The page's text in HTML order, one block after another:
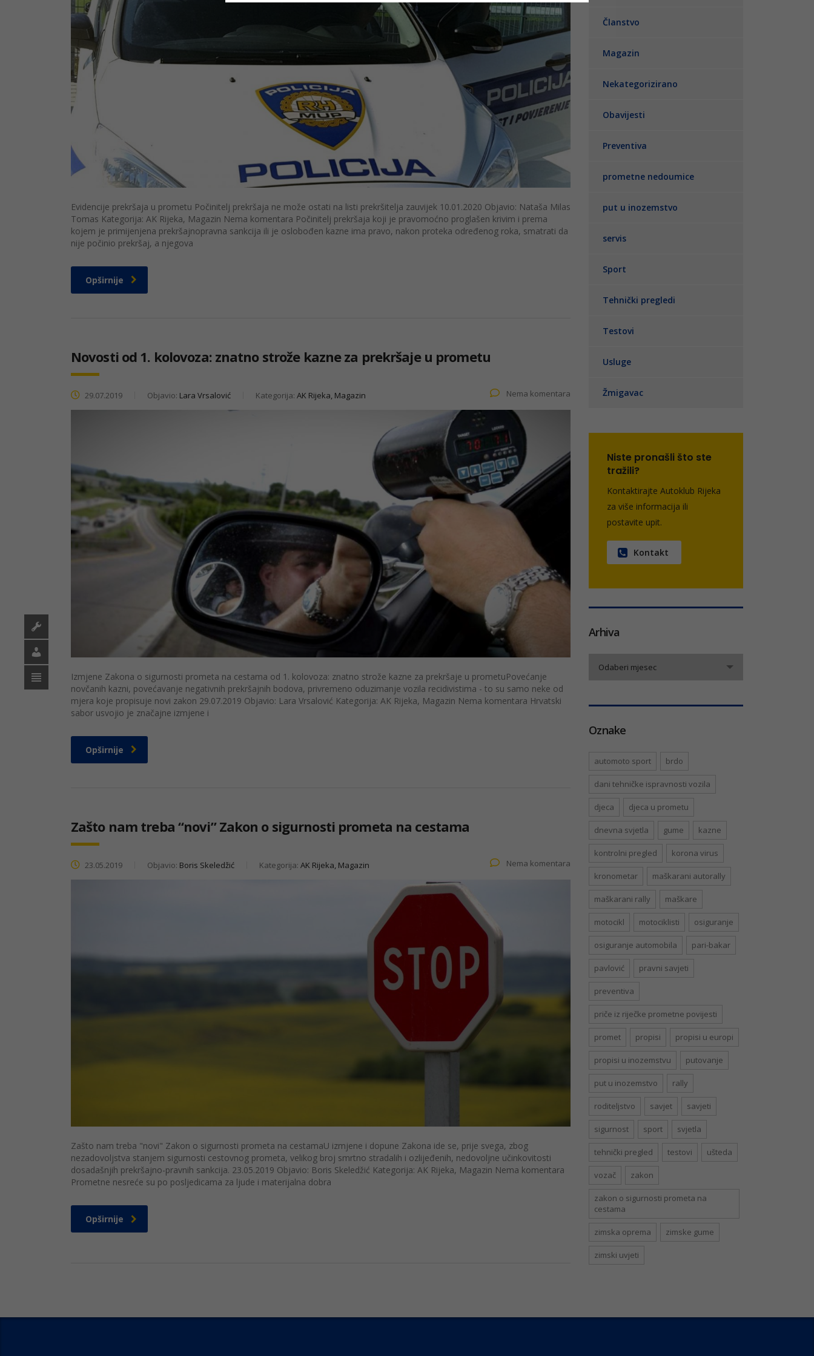
Evidencije prekršaja u prometu Počinitelj prekršaja ne može ostati na listi prekršitelja zauvijek 10.01.2020 Objavio: Nataša Milas
Tomas Kategorija: AK Rijeka, Magazin Nema komentara Počinitelj prekršaja koji je pravomoćno proglašen krivim i prema
kojem je primijenjena prekršajnopravna sankcija ili je oslobođen kazne ima pravo, nakon proteka određenog roka, smatrati da
nije počinio prekršaj, a njegova
Opširnije
Novosti od 1. kolovoza: znatno strože kazne za prekršaje u prometu
29.07.2019 Objavio: Lara Vrsalović Kategorija: AK Rijeka, Magazin Nema komentara
Izmjene Zakona o sigurnosti prometa na cestama od 1. kolovoza: znatno strože kazne za prekršaje u prometuPovećanje
novčanih kazni, povećavanje negativnih prekršajnih bodova, privremeno oduzimanje vozila recidivistima - to su samo neke od
mjera koje propisuje novi zakon 29.07.2019 Objavio: Lara Vrsalović Kategorija: AK Rijeka, Magazin Nema komentara Hrvatski
sabor usvojio je značajne izmjene i
Opširnije
Zašto nam treba “novi” Zakon o sigurnosti prometa na cestama
23.05.2019 Objavio: Boris Skeledžić Kategorija: AK Rijeka, Magazin Nema komentara
Zašto nam treba "novi" Zakon o sigurnosti prometa na cestamaU izmjene i dopune Zakona ide se, prije svega, zbog
nezadovoljstva stanjem sigurnosti cestovnog prometa, velikog broj smrtno stradalih i ozlijeđenih, nedovoljne učinkovitosti
dosadašnjih prekršajno-pravnih sankcija. 23.05.2019 Objavio: Boris Skeledžić Kategorija: AK Rijeka, Magazin Nema komentara
Prometne nesreće su po posljedicama za ljude i materijalna dobra
Opširnije
Članstvo
Magazin
Nekategorizirano
Obavijesti
Preventiva
prometne nedoumice
put u inozemstvo
servis
Sport
Tehnički pregledi
Testovi
Usluge
Žmigavac
Niste pronašli što ste
tražili?
Kontaktirajte Autoklub Rijeka
za više informacija ili
postavite upit.
Kontakt
Arhiva
Odaberi mjesec
Oznake
automoto sport brdo
dani tehničke ispravnosti vozila
djeca djeca u prometu
dnevna svjetla gume kazne
kontrolni pregled korona virus
kronometar maškarani autorally
maškarani rally maškare
motocikl motociklisti osiguranje
osiguranje automobila pari-bakar
pavlović pravni savjeti
preventiva
priče iz riječke prometne povijesti
promet propisi propisi u europi
propisi u inozemstvu putovanje
put u inozemstvo rally
roditeljstvo savjet savjeti
sigurnost sport svjetla
tehnički pregled testovi ušteda
vozač zakon
zakon o sigurnosti prometa na
cestama
zimska oprema zimske gume
zimski uvjeti